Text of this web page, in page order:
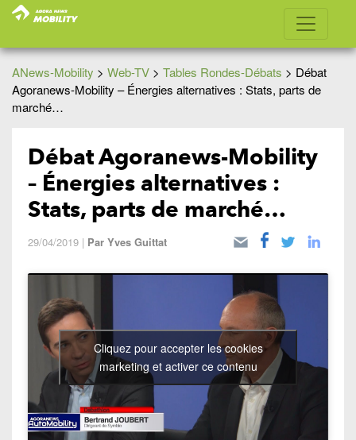
ANews-Mobility > Web-TV > Tables Rondes-Débats > Débat
Agoranews-Mobility – Énergies alternatives : Stats, parts de
marché…
Débat Agoranews-Mobility
– Énergies alternatives :
Stats, parts de marché…
29/04/2019 | Par Yves Guittat
Cliquez pour accepter les cookies
marketing et activer ce contenu